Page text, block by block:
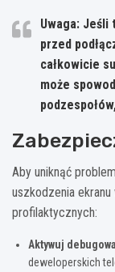
Uwaga: Jeśli
przed
całkowicie
może
Aby uniknąć
uszkodzenia
profilaktycznych:
Aktywuj
deweloperskich